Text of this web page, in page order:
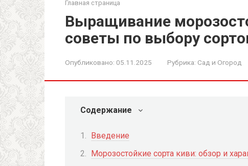
Главная страница
Выращивание
советы по выбору
Опубликовано: 05.11.2025 Рубрика: Сад и Огород
Содержание
Введение
Морозостойкие сорта киви: обзор и